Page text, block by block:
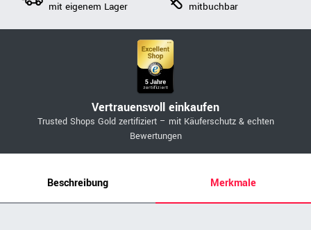
mit eigenem Lager mitbuchbar
Vertrauensvoll einkaufen
Trusted Shops Gold zertifiziert – mit Käuferschutz & echten
Bewertungen
Beschreibung Merkmale